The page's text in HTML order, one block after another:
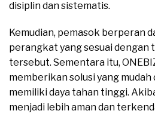
disiplin dan sistematis.
Kemudian, pemasok berperan
perangkat yang sesuai dengan
tersebut. Sementara itu,
memberikan solusi yang mudah
memiliki daya tahan tinggi.
menjadi lebih aman dan